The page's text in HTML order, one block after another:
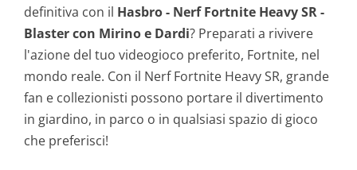
definitiva con il Hasbro - Nerf Fortnite Heavy SR -
Blaster con Mirino e Dardi? Preparati a rivivere
l'azione del tuo videogioco preferito, Fortnite, nel
mondo reale. Con il Nerf Fortnite Heavy SR, grande
fan e collezionisti possono portare il divertimento
in giardino, in parco o in qualsiasi spazio di gioco
che preferisci!